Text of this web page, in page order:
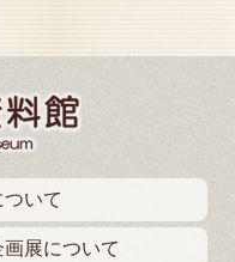
いて
展について